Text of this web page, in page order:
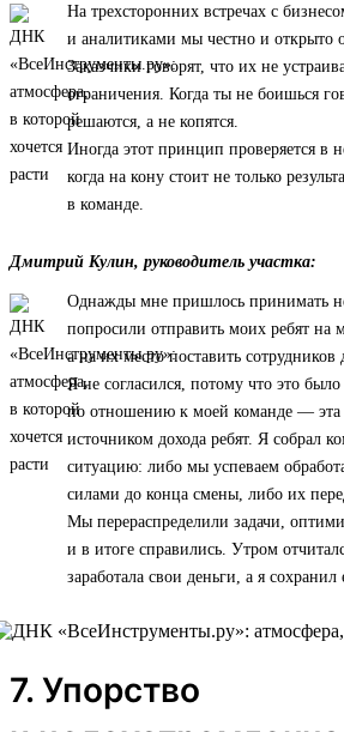
На трехсторонних встречах с
и аналитиками мы честно и открыто
Заказчики говорят, что их не
ограничения. Когда ты не боишься
решаются, а не копятся.
Иногда этот принцип проверяется в
когда на кону стоит не только
в команде.
Дмитрий Кулин, руководитель участка:
Однажды мне пришлось принимать
попросили отправить моих ребят на
а на их место поставить сотрудников
Я не согласился, потому что это
по отношению к моей команде — эта
источником дохода ребят. Я собрал
ситуацию: либо мы успеваем
силами до конца смены, либо их
Мы перераспределили задачи,
и в итоге справились. Утром
заработала свои деньги, а я сохранил
7. Упорство